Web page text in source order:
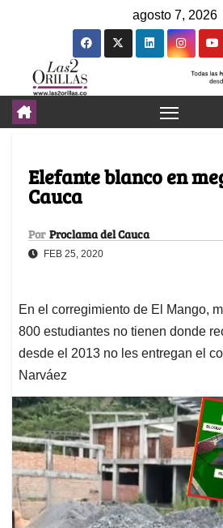
agosto 7, 2026
Elefante blanco en
Cauca
Por Proclama del Cauca
FEB 25, 2020
En el corregimiento de El Mango,
800 estudiantes no tienen donde
desde el 2013 no les entregan el
Narváez